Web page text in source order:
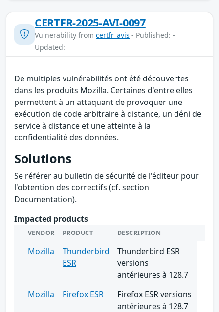
CERTFR-2025-AVI-0097
Vulnerability from certfr_avis - Published: -
Updated:
De multiples vulnérabilités ont été découvertes
dans les produits Mozilla. Certaines d'entre elles
permettent à un attaquant de provoquer une
exécution de code arbitraire à distance, un déni de
service à distance et une atteinte à la
confidentialité des données.
Solutions
Se référer au bulletin de sécurité de l'éditeur pour
l'obtention des correctifs (cf. section
Documentation).
Impacted products
VENDOR PRODUCT DESCRIPTION
Mozilla
Thunderbird
ESR
Thunderbird ESR
versions
antérieures à 128.7
Mozilla
Firefox ESR
Firefox ESR versions
antérieures à 128.7